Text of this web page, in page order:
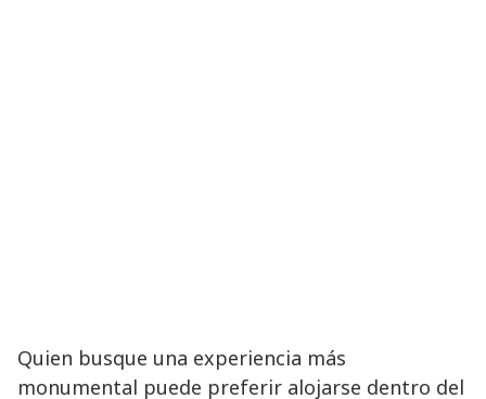
Quien busque una experiencia más
monumental puede preferir alojarse dentro del